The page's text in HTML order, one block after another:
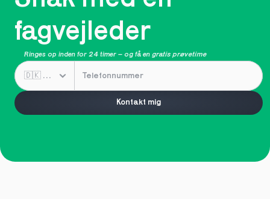
fagvejleder
Ringes op inden for 24 timer – og få en gratis prøvetime
Kontakt mig